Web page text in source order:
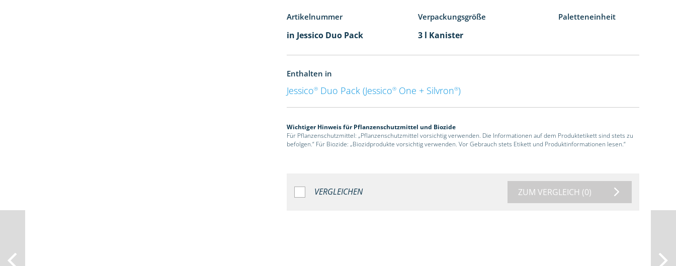
Artikelnummer Verpackungsgröße Paletteneinheit
in Jessico Duo Pack 3 l Kanister
Enthalten in
Jessico® Duo Pack (Jessico® One + Silvron®)
Wichtiger Hinweis für Pflanzenschutzmittel und Biozide
Für Pflanzenschutzmittel: „Pflanzenschutzmittel vorsichtig verwenden. Die Informationen auf dem Produktetikett sind stets zu
befolgen.“ Für Biozide: „Biozidprodukte vorsichtig verwenden. Vor Gebrauch stets Etikett und Produktinformationen lesen.“
VERGLEICHEN ZUM VERGLEICH (0)